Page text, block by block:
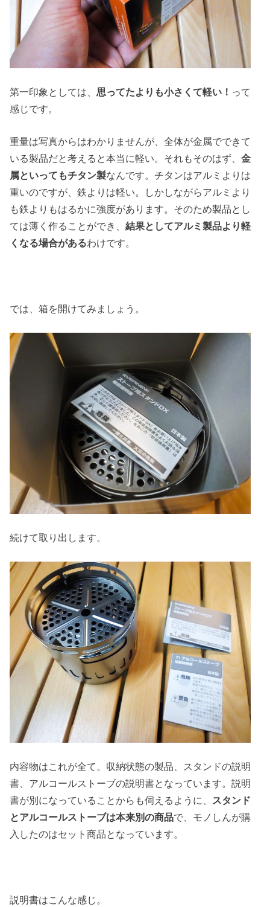
第一印象としては、 思ってたよりも小さくて軽い！ って
感じです。
重量は写真からはわかりませんが、全体が金属でできて
いる製品だと考えると本当に軽い。それもそのはず、金
属といってもチタン製なんです。チタンはアルミよりは
重いのですが、鉄よりは軽い。しかしながらアルミより
も鉄よりもはるかに強度があります。そのため製品とし
ては薄く作ることができ、結果としてアルミ製品より軽
くなる場合があるわけです。
では、箱を開けてみましょう。
続けて取り出します。
内容物はこれが全て。収納状態の製品、スタンドの説明
書、アルコールストーブの説明書となっています。説明
書が別になっていることからも伺えるように、 スタンド
とアルコールストーブは本来別の商品で、モノしんが購
入したのはセット商品となっています。
説明書はこんな感じ。